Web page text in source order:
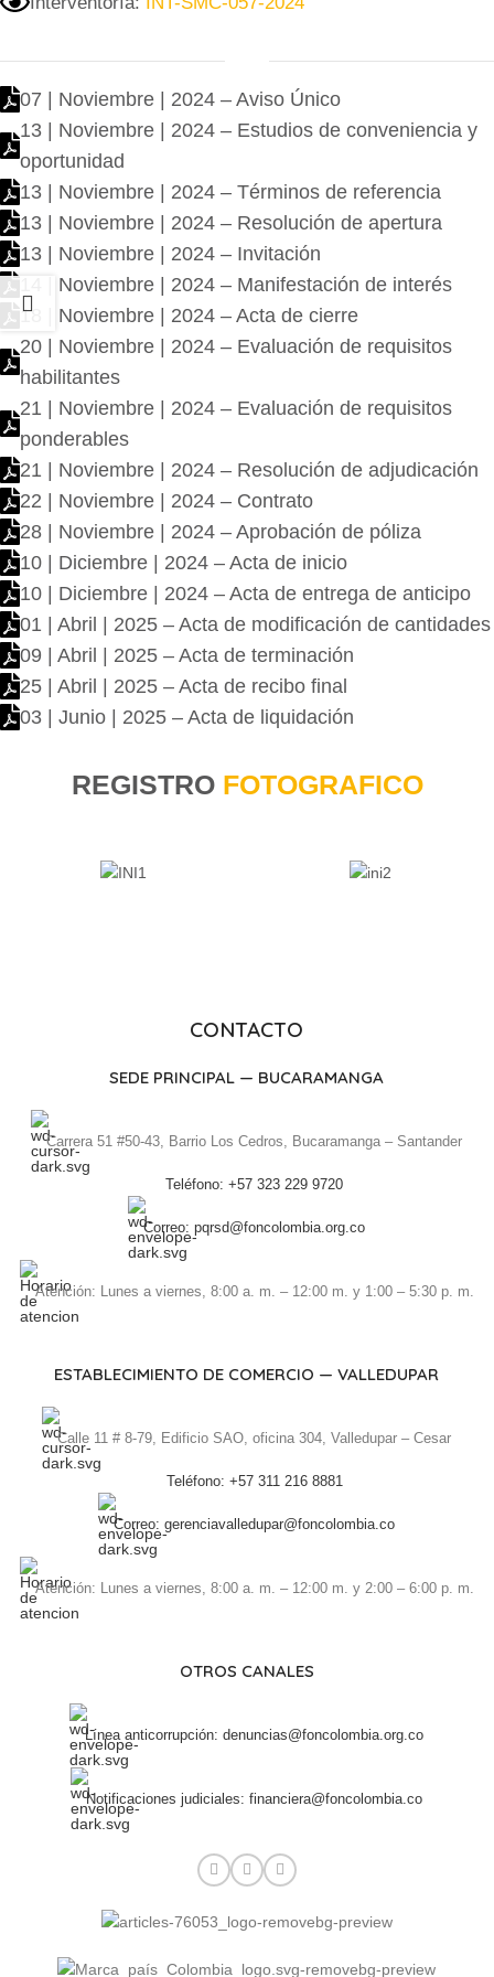
07 | Noviembre | 2024 – Aviso Único
13 | Noviembre | 2024 – Estudios de conveniencia y
oportunidad
13 | Noviembre | 2024 – Términos de referencia
13 | Noviembre | 2024 – Resolución de apertura
13 | Noviembre | 2024 – Invitación
14 | Noviembre | 2024 – Manifestación de interés
18 | Noviembre | 2024 – Acta de cierre
20 | Noviembre | 2024 – Evaluación de requisitos
habilitantes
21 | Noviembre | 2024 – Evaluación de requisitos
ponderables
21 | Noviembre | 2024 – Resolución de adjudicación
22 | Noviembre | 2024 – Contrato
28 | Noviembre | 2024 – Aprobación de póliza
10 | Diciembre | 2024 – Acta de inicio
10 | Diciembre | 2024 – Acta de entrega de anticipo
01 | Abril | 2025 – Acta de modificación de cantidades
09 | Abril | 2025 – Acta de terminación
25 | Abril | 2025 – Acta de recibo final
03 | Junio | 2025 – Acta de liquidación
REGISTRO FOTOGRAFICO
CONTACTO
SEDE PRINCIPAL — BUCARAMANGA
Carrera 51 #50-43, Barrio Los Cedros, Bucaramanga – Santander
Teléfono: +57 323 229 9720
Correo: pqrsd@foncolombia.org.co
Atención: Lunes a viernes, 8:00 a. m. – 12:00 m. y 1:00 – 5:30 p. m.
ESTABLECIMIENTO DE COMERCIO — VALLEDUPAR
Calle 11 # 8-79, Edificio SAO, oficina 304, Valledupar – Cesar
Teléfono: +57 311 216 8881
Correo: gerenciavalledupar@foncolombia.co
Atención: Lunes a viernes, 8:00 a. m. – 12:00 m. y 2:00 – 6:00 p. m.
OTROS CANALES
Línea anticorrupción: denuncias@foncolombia.org.co
Notificaciones judiciales: financiera@foncolombia.co